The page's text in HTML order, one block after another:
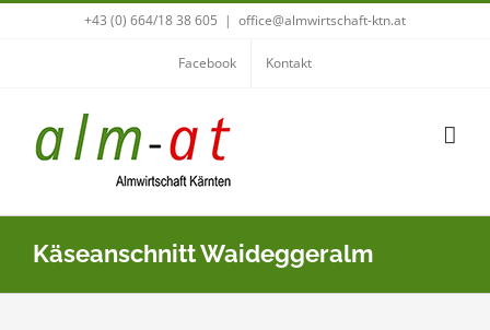
+43 (0) 664/18 38 605 | office@almwirtschaft-ktn.at
Facebook Kontakt
Käseanschnitt Waideggeralm